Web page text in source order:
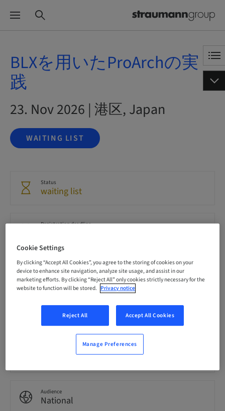
BLXを用いたProArchの実
践
23. Nov 2026 | 港区, Japan
WAITING LIST
Status
waiting list
Registration deadline
Price per Participant (local taxes apply)
JPY 80000.00
Language
Japanese
0.00 Points
Audience
National
Cookie Settings
By clicking “Accept All Cookies”, you agree to the storing of cookies on your
device to enhance site navigation, analyze site usage, and assist in our
marketing efforts. By clicking “Reject All” only cookies strictly necessary for the
website to function will be stored. Privacy notice
Reject All Accept All Cookies
Manage Preferences